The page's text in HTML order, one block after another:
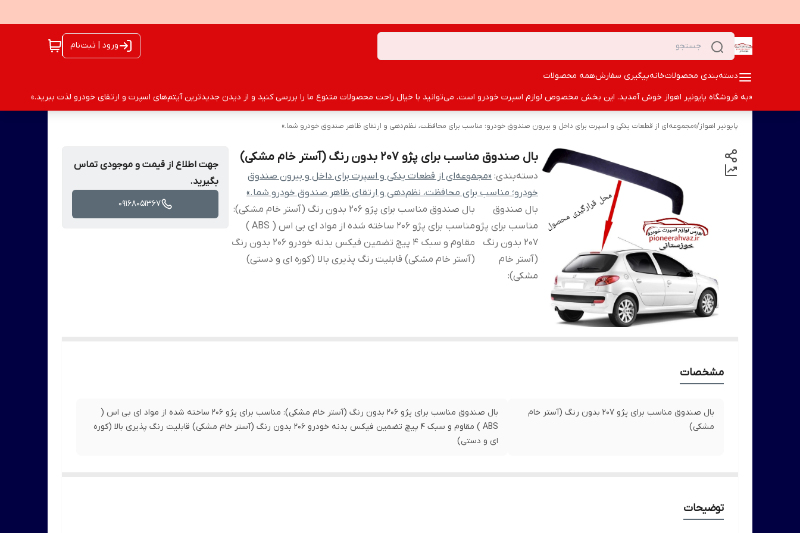
ورود | ثبت‌نام
دسته‌بندی محصولاتخانهپیگیری سفارشهمه محصولات
«به فروشگاه پایونیر اهواز خوش آمدید. این بخش مخصوص لوازم اسپرت خودرو است. می‌توانید با خیال راحت محصولات متنوع ما را بررسی کنید و از دیدن جدیدترین آیتم‌های اسپرت و ارتقای خودرو لذت ببرید.»
پایونیر اهواز/«مجموعه‌ای از قطعات یدکی و اسپرت برای داخل و بیرون صندوق خودرو؛ مناسب برای محافظت، نظم‌دهی و ارتقای ظاهر صندوق خودرو شما.»
بال صندوق مناسب برای پژو 207 بدون رنگ (آستر خام مشکی)
دسته‌بندی: «مجموعه‌ای از قطعات یدکی و اسپرت برای داخل و بیرون صندوق
خودرو؛ مناسب برای محافظت، نظم‌دهی و ارتقای ظاهر صندوق خودرو شما.»
بال صندوق
مناسب برای پژو
207 بدون رنگ
(آستر خام
مشکی):
بال صندوق مناسب برای پژو 206 بدون رنگ (آستر خام مشکی):
مناسب برای پژو 206 ساخته شده از مواد ای بی اس ( ABS )
مقاوم و سبک 4 پیچ تضمین فیکس بدنه خودرو 206 بدون رنگ
(آستر خام مشکی) قابلیت رنگ پذیری بالا (کوره ای و دستی)
جهت اطلاع از قیمت و موجودی تماس
بگیرید.
09168051367
مشخصات
بال صندوق مناسب برای پژو 207 بدون رنگ (آستر خام
مشکی)
بال صندوق مناسب برای پژو 206 بدون رنگ (آستر خام مشکی): مناسب برای پژو 206 ساخته شده از مواد ای بی اس (
ABS ) مقاوم و سبک 4 پیچ تضمین فیکس بدنه خودرو 206 بدون رنگ (آستر خام مشکی) قابلیت رنگ پذیری بالا (کوره
ای و دستی)
توضیحات